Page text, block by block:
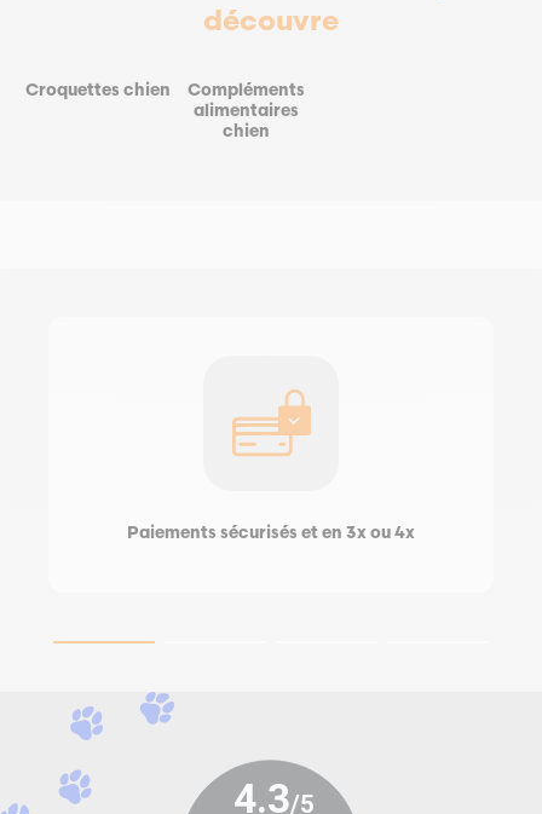
découvre
Croquettes chien
Compléments
alimentaires
chien
Paiements sécurisés et en 3x ou 4x